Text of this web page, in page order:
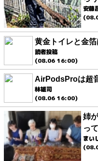
安藤
黄金トイレと金
読者投稿
(08.06 16:00)
AirPodsProは超
林雄司
(08.06 16:00)
姉
っ
まい